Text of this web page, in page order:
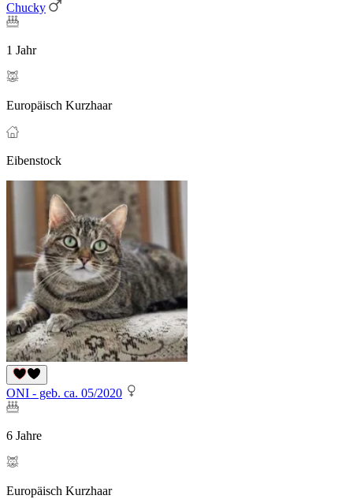
Chucky
1 Jahr
Europäisch Kurzhaar
Eibenstock
ONI - geb. ca. 05/2020
6 Jahre
Europäisch Kurzhaar